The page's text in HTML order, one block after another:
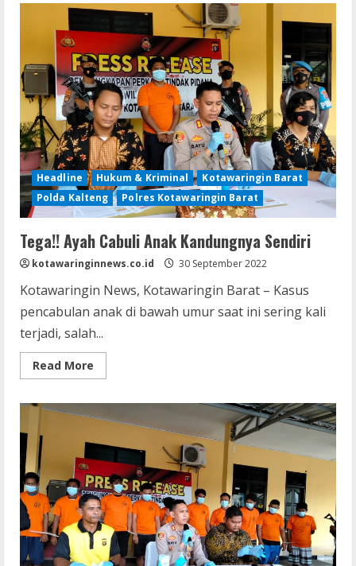
Anak
Temannya
yang
Masih
Dibawah
Umur,
Pria
Paruh
Baya
Dibekuk
Polisi
Headline Hukum & Kriminal
Kotawaringin Barat
Polda Kalteng
Polres Kotawaringin Barat
Tega!! Ayah Cabuli Anak Kandungnya Sendiri
kotawaringinnews.co.id 30 September 2022
Kotawaringin News, Kotawaringin Barat – Kasus
pencabulan anak di bawah umur saat ini sering kali
terjadi, salah...
Read More
more
Cabuli
Kandungnya
Sendiri